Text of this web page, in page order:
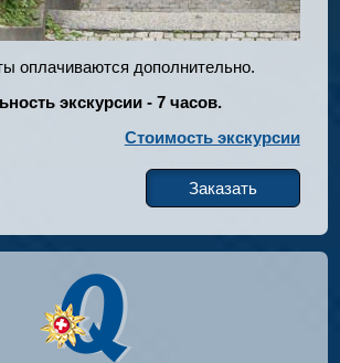
оплачиваются дополнительно.
экскурсии - 7 часов.
Стоимость экскурсии
Заказать